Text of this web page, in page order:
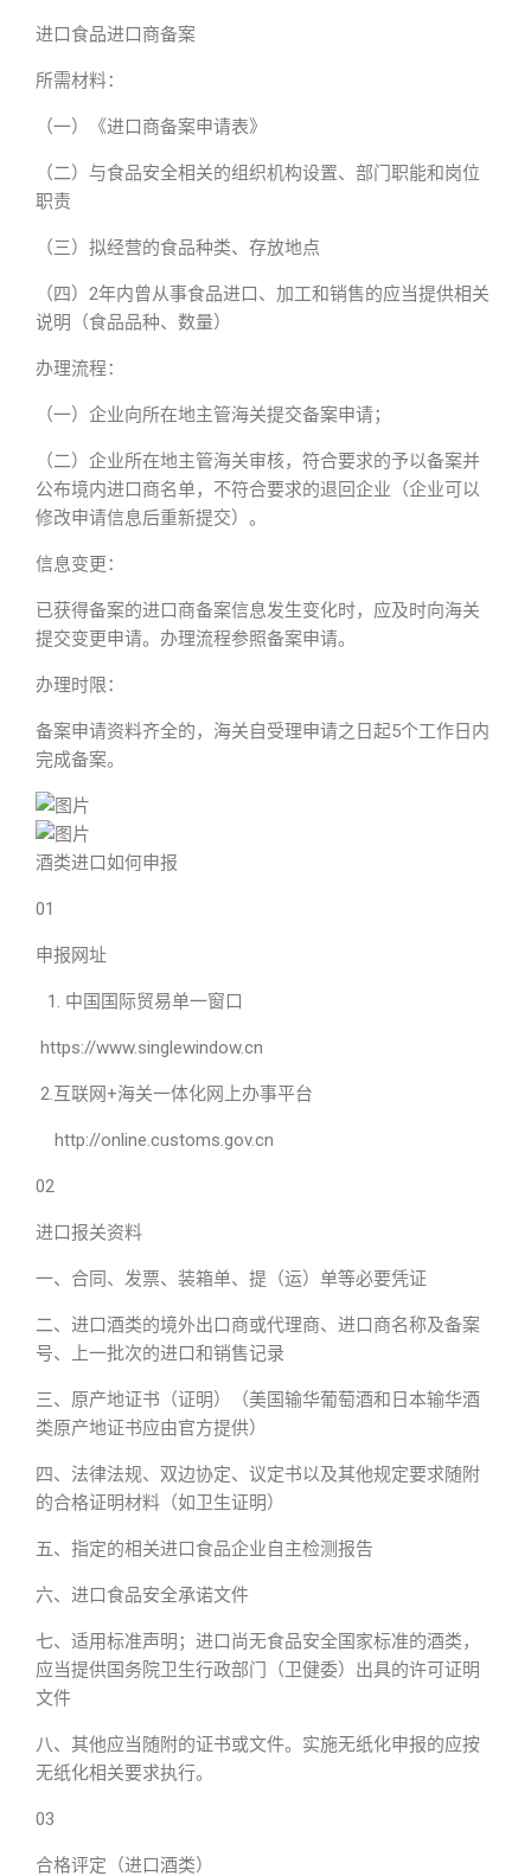
进口食品进口商备案
所需材料：
（一）《进口商备案申请表》
（二）与食品安全相关的组织机构设置、部门职能和岗位
职责
（三）拟经营的食品种类、存放地点
（四）2年内曾从事食品进口、加工和销售的应当提供相关
说明（食品品种、数量）
办理流程：
（一）企业向所在地主管海关提交备案申请；
（二）企业所在地主管海关审核，符合要求的予以备案并
公布境内进口商名单，不符合要求的退回企业（企业可以
修改申请信息后重新提交）。
信息变更：
已获得备案的进口商备案信息发生变化时，应及时向海关
提交变更申请。办理流程参照备案申请。
办理时限：
备案申请资料齐全的，海关自受理申请之日起5个工作日内
完成备案。
酒类进口如何申报
01
申报网址
中国国际贸易单一窗口
https://www.singlewindow.cn
2.互联网+海关一体化网上办事平台
http://online.customs.gov.cn
02
进口报关资料
一、合同、发票、装箱单、提（运）单等必要凭证
二、进口酒类的境外出口商或代理商、进口商名称及备案
号、上一批次的进口和销售记录
三、原产地证书（证明）（美国输华葡萄酒和日本输华酒
类原产地证书应由官方提供）
四、法律法规、双边协定、议定书以及其他规定要求随附
的合格证明材料（如卫生证明）
五、指定的相关进口食品企业自主检测报告
六、进口食品安全承诺文件
七、适用标准声明；进口尚无食品安全国家标准的酒类，
应当提供国务院卫生行政部门（卫健委）出具的许可证明
文件
八、其他应当随附的证书或文件。实施无纸化申报的应按
无纸化相关要求执行。
03
合格评定（进口酒类）